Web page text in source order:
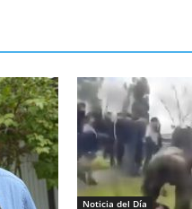
Noticia del Día